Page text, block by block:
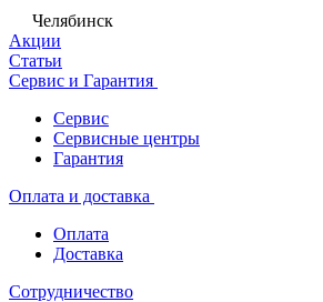
Челябинск
Акции
Статьи
Сервис и Гарантия
Сервис
Сервисные центры
Гарантия
Оплата и доставка
Оплата
Доставка
Сотрудничество